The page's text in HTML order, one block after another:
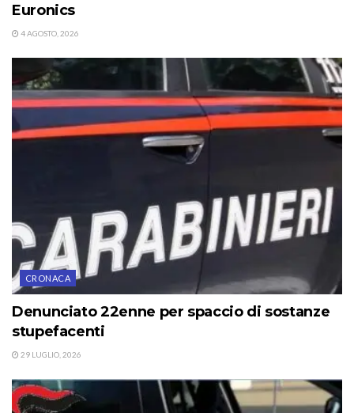
Euronics
4 AGOSTO, 2026
CRONACA
Denunciato 22enne per spaccio di sostanze
stupefacenti
29 LUGLIO, 2026